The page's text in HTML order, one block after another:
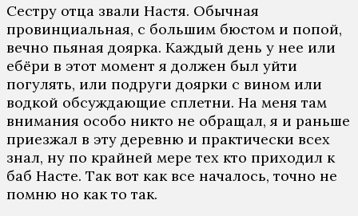
Сестру отца звали Настя. Обычная
провинциальная, с большим бюстом и попой,
вечно пьяная доярка. Каждый день у нее или
ебёри в этот момент я должен был уйти
погулять, или подруги доярки с вином или
водкой обсуждающие сплетни. На меня там
внимания особо никто не обращал, я и раньше
приезжал в эту деревню и практически всех
знал, ну по крайней мере тех кто приходил к
баб Насте. Так вот как все началось, точно не
помню но как то так.